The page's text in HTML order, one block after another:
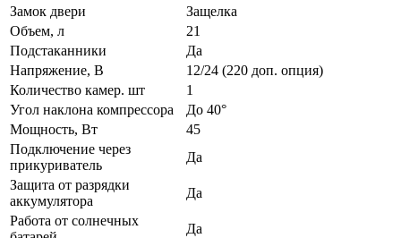
Замок двери
Защелка
Объем, л
21
Подстаканники
Да
Напряжение, В
12/24 (220 доп. опция)
Количество камер. шт
1
Угол наклона компрессора
До 40°
Мощность, Вт
45
Подключение через
прикуриватель
Да
Защита от разрядки
аккумулятора
Да
Работа от солнечных
Да